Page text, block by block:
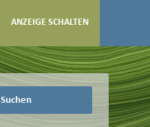
ANZEIGE SCHALTEN
Suchen